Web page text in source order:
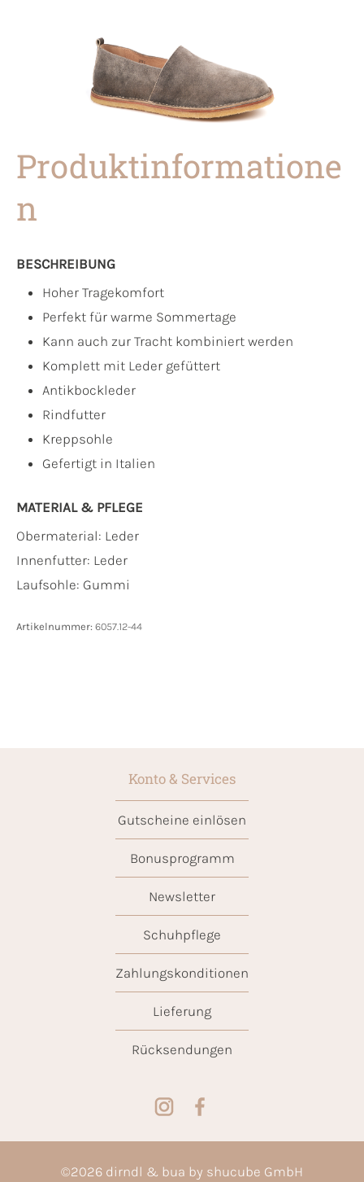
Produktinformatione
n
BESCHREIBUNG
Hoher Tragekomfort
Perfekt für warme Sommertage
Kann auch zur Tracht kombiniert werden
Komplett mit Leder gefüttert
Antikbockleder
Rindfutter
Kreppsohle
Gefertigt in Italien
MATERIAL & PFLEGE
Obermaterial: Leder
Innenfutter: Leder
Laufsohle: Gummi
Artikelnummer: 6057.12-44
Konto & Services
Gutscheine einlösen
Bonusprogramm
Newsletter
Schuhpflege
Zahlungskonditionen
Lieferung
Rücksendungen
©2026 dirndl & bua by shucube GmbH